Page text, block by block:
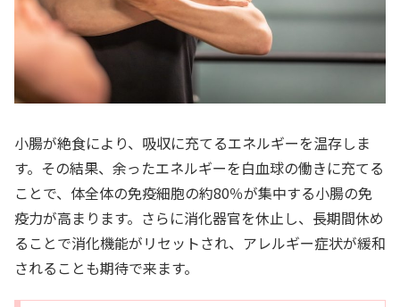
小腸が絶食により、吸収に充てるエネルギーを温存しま
す。その結果、余ったエネルギーを白血球の働きに充てる
ことで、体全体の免疫細胞の約80％が集中する小腸の免
疫力が高まります。さらに消化器官を休止し、長期間休め
ることで消化機能がリセットされ、アレルギー症状が緩和
されることも期待で来ます。